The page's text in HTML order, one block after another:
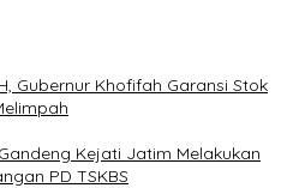
Gubernur Khofifah Garansi Stok
Kejati Jatim Melakukan
PD TSKBS